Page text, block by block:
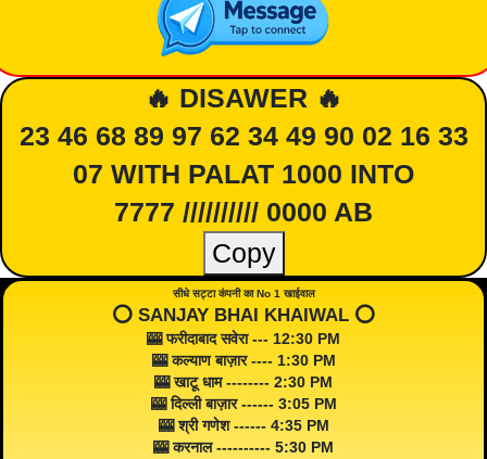
🔥 DISAWER 🔥
23 46 68 89 97 62 34 49 90 02 16 33
07 WITH PALAT 1000 INTO
7777 ////////// 0000 AB
Copy
सीधे सट्टा कंपनी का No 1 खाईवाल
⭕️ SANJAY BHAI KHAIWAL ⭕️
🎰 फरीदाबाद सवेरा --- 12:30 PM
🎰 कल्याण बाज़ार ---- 1:30 PM
🎰 खाटू धाम -------- 2:30 PM
🎰 दिल्ली बाज़ार ------ 3:05 PM
🎰 श्री गणेश ------ 4:35 PM
🎰 करनाल ---------- 5:30 PM